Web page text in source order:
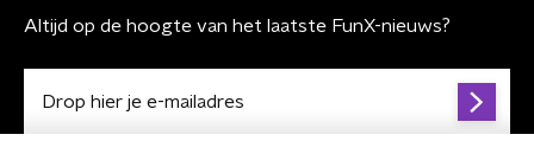
Altijd op de hoogte van het laatste FunX-nieuws?